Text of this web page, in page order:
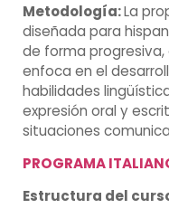
Metodología:La
diseñada para
de forma progresiva,
enfoca en el
habilidades
expresión oral y
situaciones
PROGRAMA
Estructura del